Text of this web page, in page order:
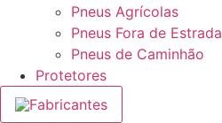
Pneus Agrícolas
Pneus Fora de Estrada
Pneus de Caminhão
Protetores
Fabricantes